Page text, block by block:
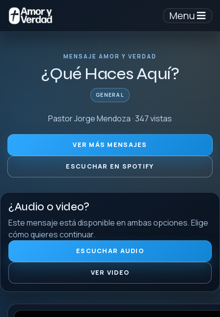
Menu
MENSAJE AMOR Y VERDAD
¿Qué Haces Aquí?
GENERAL
Pastor Jorge Mendoza · 347 vistas
VER MÁS MENSAJES
ESCUCHAR EN SPOTIFY
¿Audio o video?
Este mensaje está disponible en ambas opciones. Elige
cómo quieres continuar.
ESCUCHAR AUDIO
VER VIDEO